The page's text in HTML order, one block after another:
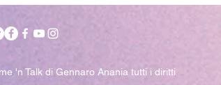
'n Talk di Gennaro Anania tutti i diritti